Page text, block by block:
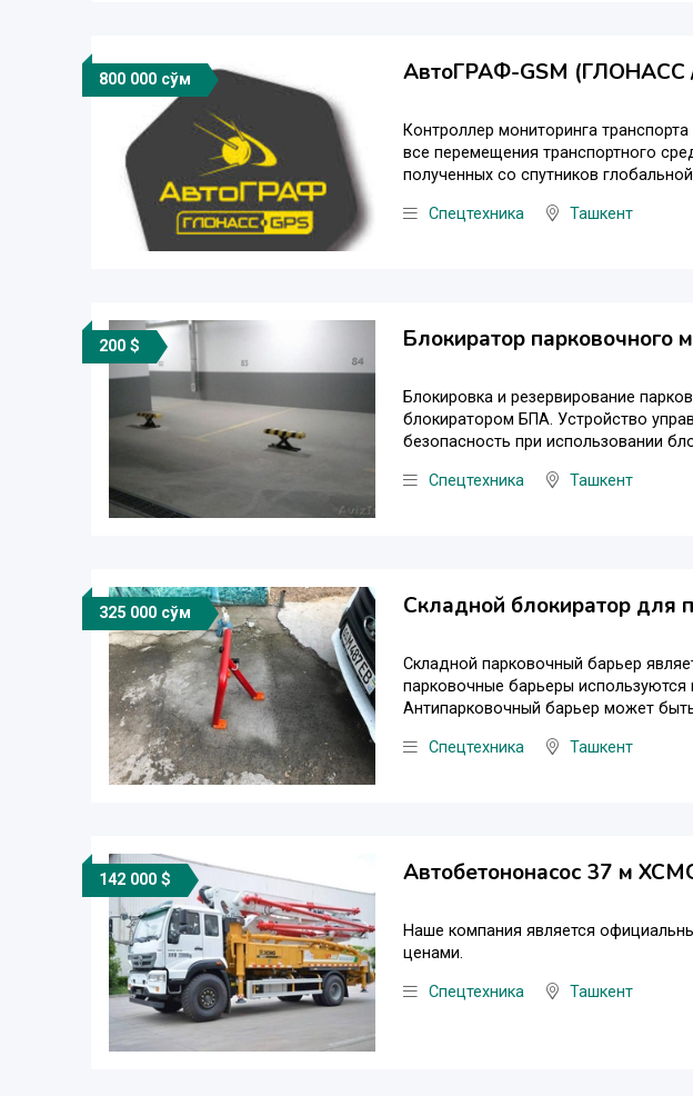
800 000 сўм АвтоГРАФ-GSM (ГЛОНАСС
Контроллер мониторинга
все перемещения транспортного
полученных со спутников глобальной
Спецтехника Ташкент
200 $ Блокиратор парковочного
Блокировка и резервирование
блокиратором БПА. Устройство
безопасность при использовании
Спецтехника Ташкент
325 000 сўм Складной блокиратор для
Складной парковочный барьер
парковочные барьеры
Антипарковочный барьер может
Спецтехника Ташкент
142 000 $ Автобетононасос 37 м
Наше компания является
ценами.
Спецтехника Ташкент